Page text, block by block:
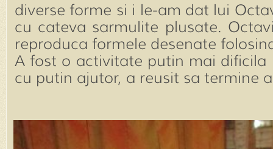
diverse forme si i le-am dat lui
cu cateva sarmulite plusate.
reproduca formele desenate
A fost o activitate putin mai dificila
cu putin ajutor, a reusit sa termine